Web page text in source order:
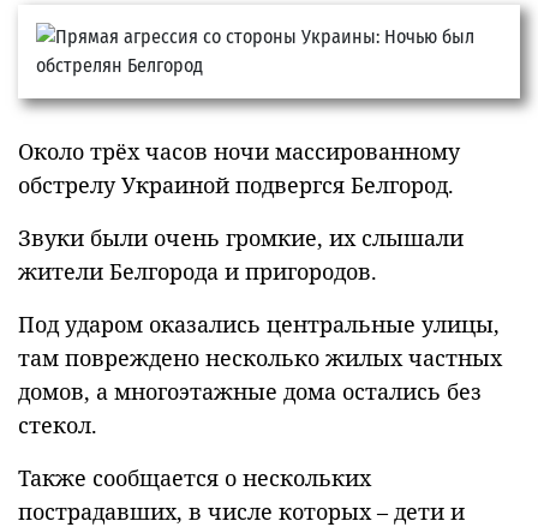
Около трёх часов ночи массированному
обстрелу Украиной подвергся Белгород.
Звуки были очень громкие, их слышали
жители Белгорода и пригородов.
Под ударом оказались центральные улицы,
там повреждено несколько жилых частных
домов, а многоэтажные дома остались без
стекол.
Также сообщается о нескольких
пострадавших, в числе которых – дети и